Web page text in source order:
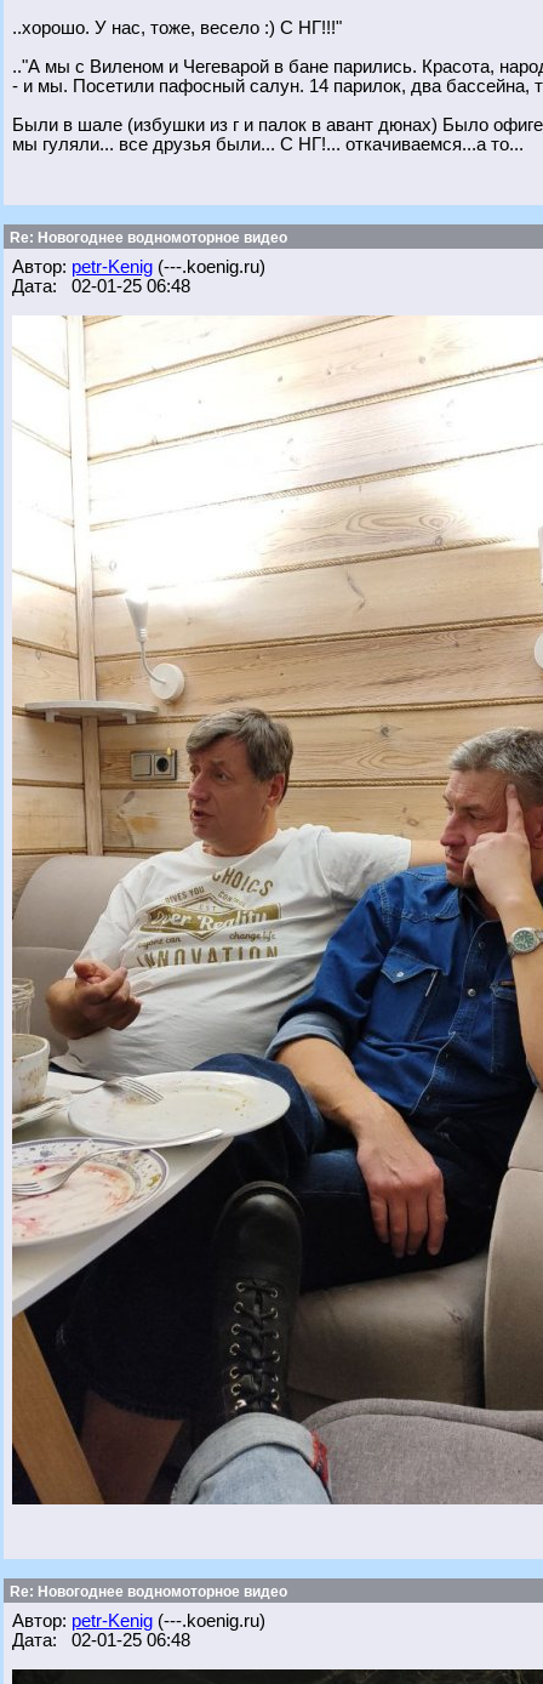
..хорошо. У нас, тоже, весело :) С НГ!!!"
.."А мы с Виленом и Чегеварой в бане парились. Красота,
- и мы. Посетили пафосный салун. 14 парилок, два бассейна,
Были в шале (избушки из г и палок в авант дюнах) Было
мы гуляли... все друзья были... С НГ!... откачиваемся...а то...
Re: Новогоднее водномоторное видео
Автор: petr-Kenig (---.koenig.ru)
Дата: 02-01-25 06:48
Re: Новогоднее водномоторное видео
Автор: petr-Kenig (---.koenig.ru)
Дата: 02-01-25 06:48